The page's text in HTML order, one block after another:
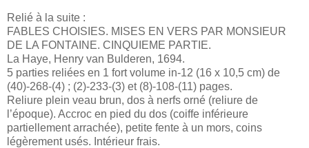
Relié à la suite :
FABLES CHOISIES. MISES EN VERS PAR MONSIEUR
DE LA FONTAINE. CINQUIEME PARTIE.
La Haye, Henry van Bulderen, 1694.
5 parties reliées en 1 fort volume in-12 (16 x 10,5 cm) de
(40)-268-(4) ; (2)-233-(3) et (8)-108-(11) pages.
Reliure plein veau brun, dos à nerfs orné (reliure de
l’époque). Accroc en pied du dos (coiffe inférieure
partiellement arrachée), petite fente à un mors, coins
légèrement usés. Intérieur frais.